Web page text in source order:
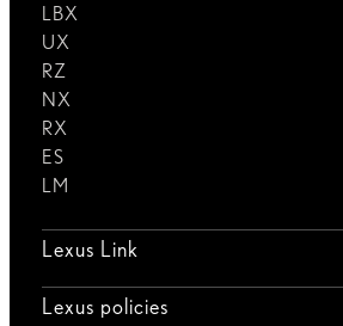
LBX
UX
RZ
NX
RX
ES
LM
Lexus Link
Lexus policies